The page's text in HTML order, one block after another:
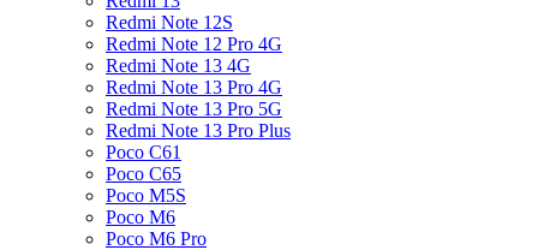
Redmi Note 12S
Redmi Note 12 Pro 4G
Redmi Note 13 4G
Redmi Note 13 Pro 4G
Redmi Note 13 Pro 5G
Redmi Note 13 Pro Plus
Poco C61
Poco C65
Poco M5S
Poco M6
Poco M6 Pro